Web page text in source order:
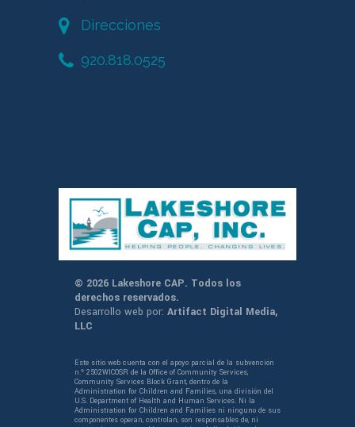
Direcciones
920.818.0525
© 2026 Lakeshore CAP. Todos los
derechos reservados.
Desarrollo web por: Artifact Digital Media,
LLC
Este sitio web cuenta con el apoyo parcial de la subvención
n.º 2502WICOSR de la Office of Community Services,
Community Services Block Grant, dentro de la
Administration for Children and Families, una división del
U.S. Department of Health and Human Services. Ni la
Administration for Children and Families ni ninguno de sus
componentes operan, controlan, son responsables de, ni